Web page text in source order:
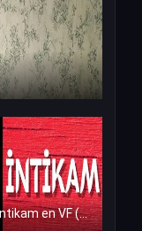
Les Amants Destines – Ask Mantik İntikam en VF (Voix Francaise)